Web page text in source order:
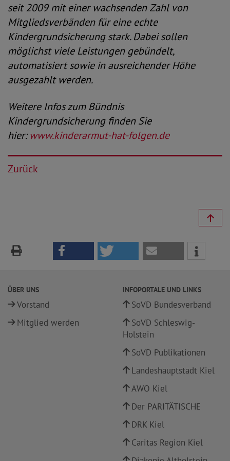
seit 2009 mit einer wachsenden Zahl von
Mitgliedsverbänden für eine echte
Kindergrundsicherung stark. Dabei sollen
möglichst viele Leistungen gebündelt,
automatisiert sowie in ausreichender Höhe
ausgezahlt werden.
Weitere Infos zum Bündnis
Kindergrundsicherung finden Sie
hier:www.kinderarmut-hat-folgen.de
Zurück
ÜBER UNS
Vorstand
Mitglied werden
INFOPORTALE UND LINKS
SoVD Bundesverband
SoVD Schleswig-
Holstein
SoVD Publikationen
Landeshauptstadt Kiel
AWO Kiel
Der PARITÄTISCHE
DRK Kiel
Caritas Region Kiel